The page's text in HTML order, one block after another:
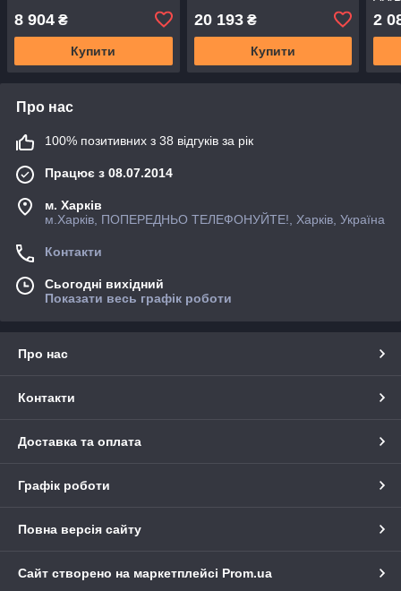
8 904 ₴
Купити
20 193₴
Купити
2
Про нас
100% позитивних з 38 відгуків за рік
Працює з 08.07.2014
м. Харків
м.Харків, ПОПЕРЕДНЬО ТЕЛЕФОНУЙТЕ!, Харків, Україна
Контакти
Сьогодні вихідний
Показати весь графік роботи
Про нас
Контакти
Доставка та оплата
Графік роботи
Повна версія сайту
Сайт створено на маркетплейсі Prom.ua